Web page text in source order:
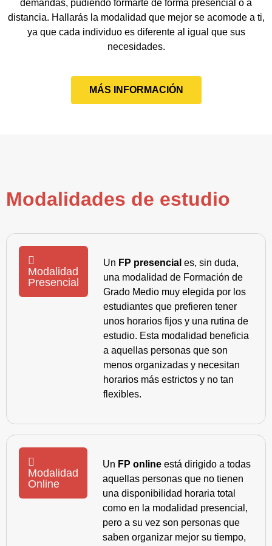
demandas, pudiendo formarte de forma presencial o a
distancia. Hallarás la modalidad que mejor se acomode a ti,
ya que cada individuo es diferente al igual que sus
necesidades.
MÁS INFORMACIÓN
Modalidades de estudio
Modalidad
Presencial
Un FP presencial es, sin duda,
una modalidad de Formación de
Grado Medio muy elegida por los
estudiantes que prefieren tener
unos horarios fijos y una rutina de
estudio. Esta modalidad beneficia
a aquellas personas que son
menos organizadas y necesitan
horarios más estrictos y no tan
flexibles.
Modalidad
Online
Un FP online está dirigido a todas
aquellas personas que no tienen
una disponibilidad horaria total
como en la modalidad presencial,
pero a su vez son personas que
saben organizar mejor su tiempo,